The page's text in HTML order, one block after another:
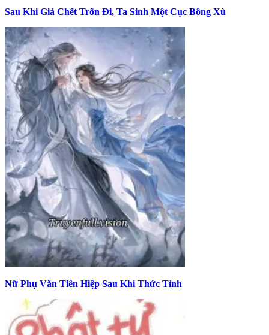
Sau Khi Giả Chết Trốn Đi, Ta Sinh Một Cục Bông Xù
Nữ Phụ Văn Tiên Hiệp Sau Khi Thức Tỉnh